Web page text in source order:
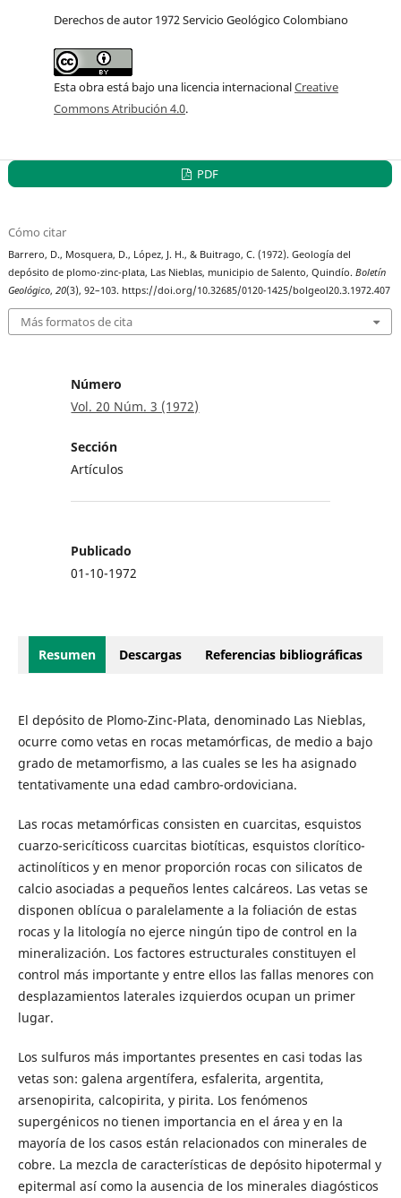
Derechos de autor 1972 Servicio Geológico Colombiano
Esta obra está bajo una licencia internacionalCreative
Commons Atribución 4.0.
PDF
Cómo citar
Barrero, D., Mosquera, D., López, J. H., & Buitrago, C. (1972). Geología del
depósito de plomo-zinc-plata, Las Nieblas, municipio de Salento, Quindío.Boletín
Geológico,20(3), 92–103. https://doi.org/10.32685/0120-1425/bolgeol20.3.1972.407
Más formatos de cita
Número
Vol. 20 Núm. 3 (1972)
Sección
Artículos
Publicado
01-10-1972
Resumen Descargas Referencias bibliográficas
El depósito de Plomo-Zinc-Plata, denominado Las Nieblas,
ocurre como vetas en rocas metamórficas, de medio a bajo
grado de metamorfismo, a las cuales se les ha asignado
tentativamente una edad cambro-ordoviciana.
Las rocas metamórficas consisten en cuarcitas, esquistos
cuarzo-sericíticoss cuarcitas biotíticas, esquistos clorítico-
actinolíticos y en menor proporción rocas con silicatos de
calcio asociadas a pequeños lentes calcáreos. Las vetas se
disponen oblícua o paralelamente a la foliación de estas
rocas y la litología no ejerce ningún tipo de control en la
mineralización. Los factores estructurales constituyen el
control más importante y entre ellos las fallas menores con
desplazamientos laterales izquierdos ocupan un primer
lugar.
Los sulfuros más importantes presentes en casi todas las
vetas son: galena argentífera, esfalerita, argentita,
arsenopirita, calcopirita, y pirita. Los fenómenos
supergénicos no tienen importancia en el área y en la
mayoría de los casos están relacionados con minerales de
cobre. La mezcla de características de depósito hipotermal y
epitermal así como la ausencia de los minerales diagósticos